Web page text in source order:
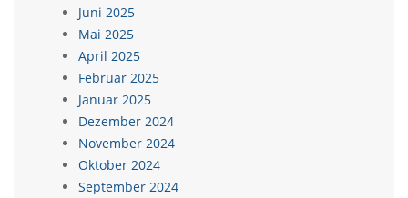
Juni 2025
Mai 2025
April 2025
Februar 2025
Januar 2025
Dezember 2024
November 2024
Oktober 2024
September 2024